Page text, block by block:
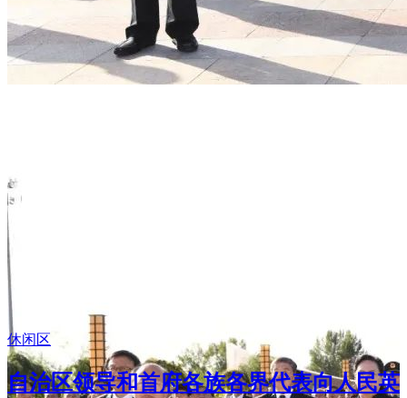
休闲区
自治区领导和首府各族各界代表向人民英